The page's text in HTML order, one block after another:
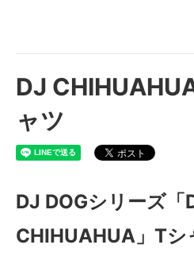
DJ
ャツ
DJ DOGシリーズ「
CHIHUAHUA」Tシ